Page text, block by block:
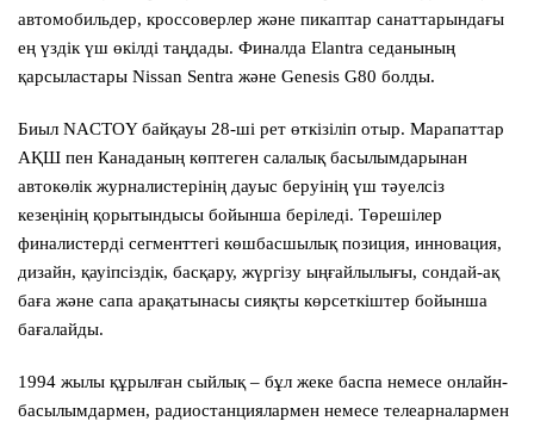
автомобильдер, кроссоверлер және пикаптар санаттарындағы
ең үздік үш өкілді таңдады. Финалда Elantra седанының
қарсыластары Nissan Sentra және Genesis G80 болды.
Биыл NACTOY байқауы 28-ші рет өткізіліп отыр. Марапаттар
АҚШ пен Канаданың көптеген салалық басылымдарынан
автокөлік журналистерінің дауыс беруінің үш тәуелсіз
кезеңінің қорытындысы бойынша беріледі. Төрешілер
финалистерді сегменттегі көшбасшылық позиция, инновация,
дизайн, қауіпсіздік, басқару, жүргізу ыңғайлылығы, сондай-ақ
баға және сапа арақатынасы сияқты көрсеткіштер бойынша
бағалайды.
1994 жылы құрылған сыйлық – бұл жеке баспа немесе онлайн-
басылымдармен, радиостанциялармен немесе телеарналармен